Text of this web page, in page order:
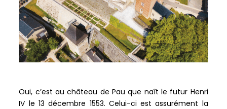
Oui, c’est au château de Pau que naît le futur Henri
IV le 13 décembre 1553. Celui-ci est assurément la